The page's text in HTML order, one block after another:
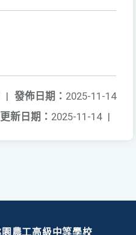
發佈日期： 2025-11-14
|
新日期： 2025-11-14 |
農工高級中等學校